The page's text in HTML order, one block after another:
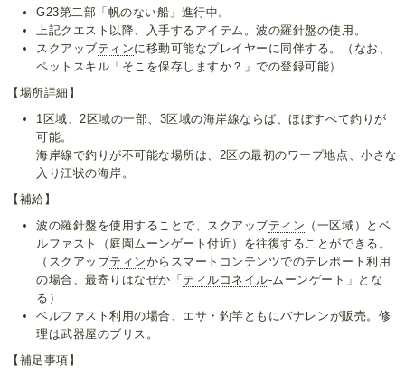
G23第二部「帆のない船」進行中。
上記クエスト以降、入手するアイテム。波の羅針盤の使用。
スクアッブティンに移動可能なプレイヤーに同伴する。（なお、
ペットスキル「そこを保存しますか？」での登録可能）
【場所詳細】
1区域、2区域の一部、3区域の海岸線ならば、ほぼすべて釣りが
可能。
海岸線で釣りが不可能な場所は、2区の最初のワープ地点、小さな
入り江状の海岸。
【補給】
波の羅針盤を使用することで、スクアッブティン （一区域）とベ
ルファスト（庭園ムーンゲート付近）を往復することができる。
（スクアッブティンからスマートコンテンツでのテレポート利用
の場合、最寄りはなぜか「 ティルコネイル-ムーンゲート」とな
る）
ベルファスト利用の場合、エサ・釣竿ともにバナレンが販売。修
理は武器屋のブリス 。
【補足事項】